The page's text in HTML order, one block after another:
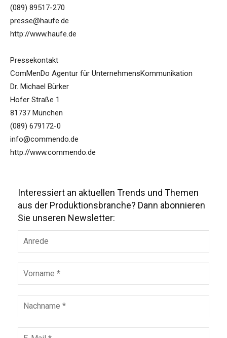
(089) 89517-270
presse@haufe.de
http://www.haufe.de
Pressekontakt
ComMenDo Agentur für UnternehmensKommunikation
Dr. Michael Bürker
Hofer Straße 1
81737 München
(089) 679172-0
info@commendo.de
http://www.commendo.de
Interessiert an aktuellen Trends und Themen
aus der Produktionsbranche? Dann abonnieren
Sie unseren Newsletter: